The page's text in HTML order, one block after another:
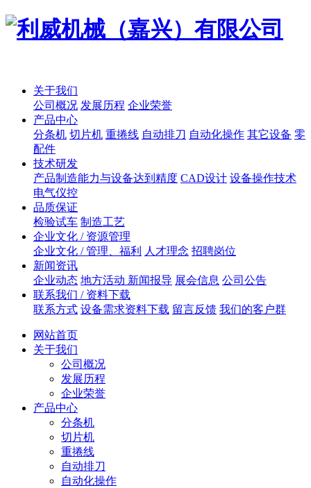
关于我们
公司概况 发展历程 企业荣誉
产品中心
分条机 切片机 重捲线 自动排刀 自动化操作 其它设备 零
配件
技术研发
产品制造能力与设备达到精度 CAD设计 设备操作技术
电气仪控
品质保证
检验试车 制造工艺
企业文化 / 资源管理
企业文化 / 管理、福利
人才理念 招聘岗位
新闻资讯
企业动态 地方活动 新闻报导 展会信息 公司公告
联系我们 / 资料下载
联系方式 设备需求资料下载 留言反馈 我们的客户群
网站首页
关于我们
公司概况
发展历程
企业荣誉
产品中心
分条机
切片机
重捲线
自动排刀
自动化操作